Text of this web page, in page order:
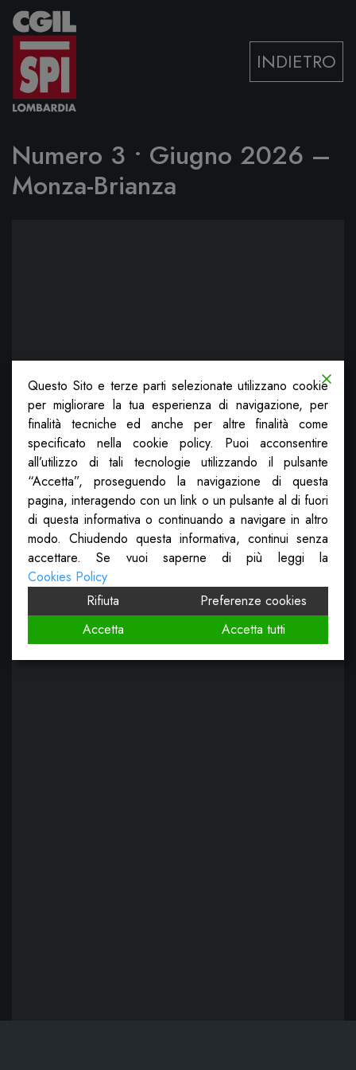
Vai al contenuto
INDIETRO
Numero 3 • Giugno 2026 –
Monza-Brianza
Questo Sito e terze parti selezionate utilizzano cookie
per migliorare la tua esperienza di navigazione, per
finalità tecniche ed anche per altre finalità come
specificato nella cookie policy. Puoi acconsentire
all’utilizzo di tali tecnologie utilizzando il pulsante
“Accetta”, proseguendo la navigazione di questa
pagina, interagendo con un link o un pulsante al di fuori
di questa informativa o continuando a navigare in altro
modo. Chiudendo questa informativa, continui senza
accettare. Se vuoi saperne di più leggi la
Cookies Policy
Rifiuta
Preferenze cookies
Accetta
Accetta tutti